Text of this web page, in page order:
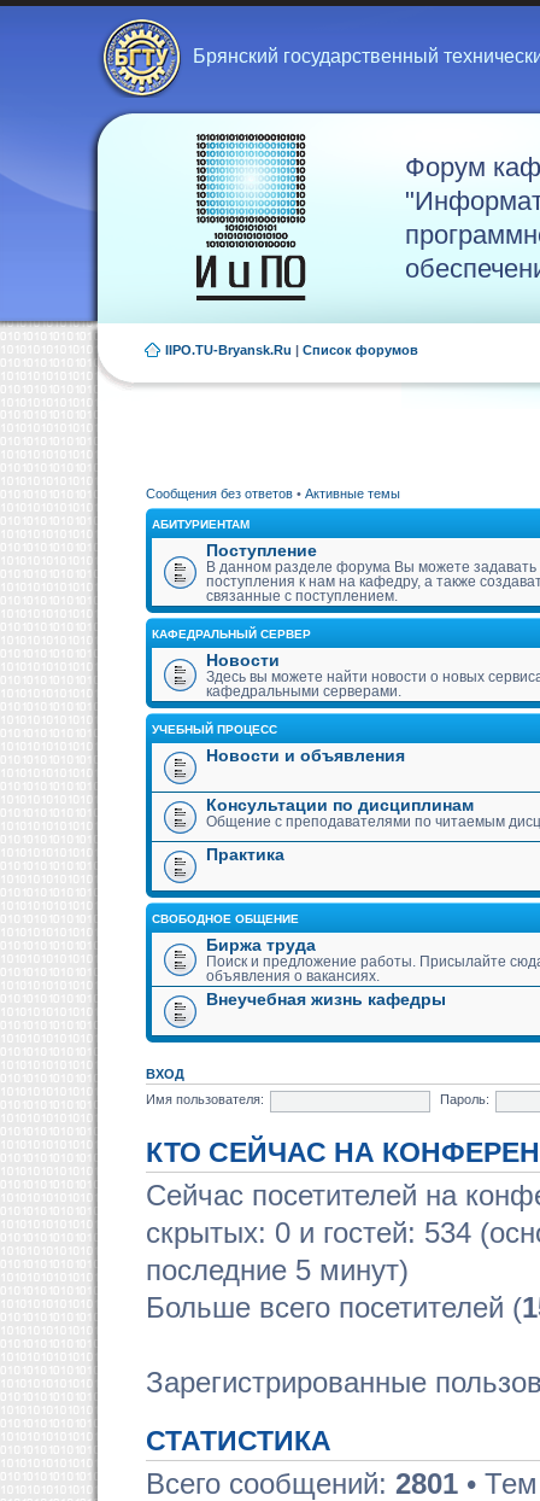
Брянский государственный
Форум
IIPO.TU-Bryansk.Ru | Список форумов
Сообщения без ответов • Активные темы
АБИТУРИЕНТАМ
Поступление
В данном разделе форума Вы можете
поступления к нам на кафедру, а также
связанные с поступлением.
КАФЕДРАЛЬНЫЙ СЕРВЕР
Новости
Здесь вы можете найти новости о новых
кафедральными серверами.
УЧЕБНЫЙ ПРОЦЕСС
Новости и объявления
Консультации по дисциплинам
Общение с преподавателями по читаемым
Практика
СВОБОДНОЕ ОБЩЕНИЕ
Биржа труда
Поиск и предложение работы. Присылайте
объявления о вакансиях.
Внеучебная жизнь кафедры
ВХОД
Имя пользователя:
Пароль:
КТО СЕЙЧАС НА
Сейчас посетителей на
скрытых: 0 и гостей: 534
последние 5 минут)
Больше всего посетителей (
Зарегистрированные
СТАТИСТИКА
Всего сообщений: 2801 •